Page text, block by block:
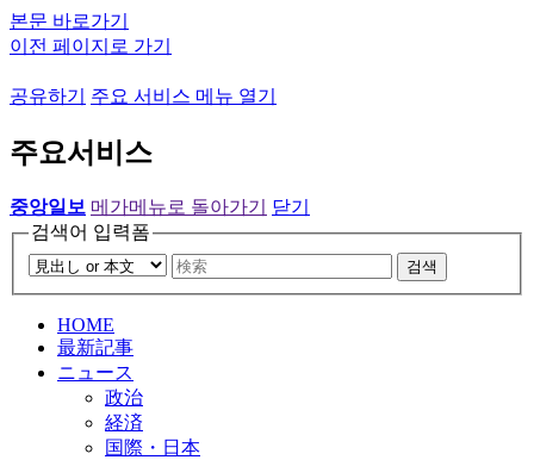
본문 바로가기
이전 페이지로 가기
공유하기 주요 서비스 메뉴 열기
주요서비스
중앙일보 메가메뉴로 돌아가기
닫기
검색어 입력폼
검색
HOME
最新記事
ニュース
政治
経済
国際・日本